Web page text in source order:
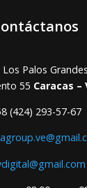
Palos
55 Caracas –
(424) 293-57-67